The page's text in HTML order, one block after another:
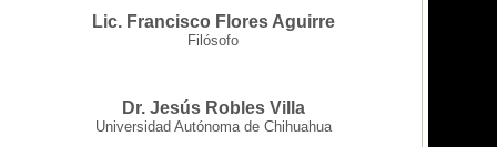
Lic. Francisco Flores Aguirre
Filósofo
Dr. Jesús Robles Villa
Universidad Autónoma de Chihuahua